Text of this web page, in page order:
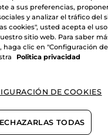
A MI CESTA
5 a 8 días hábiles
te devolvemos el dinero
o ventajas Yves Rocher
comparación con los
(P.T.R.)
a sus preferencias,
y analizar el tráfico del
cookies", usted acepta el
sitio web. Para saber
haga clic en "Configuración
Politica privacidad
DE COOKIES
TODAS